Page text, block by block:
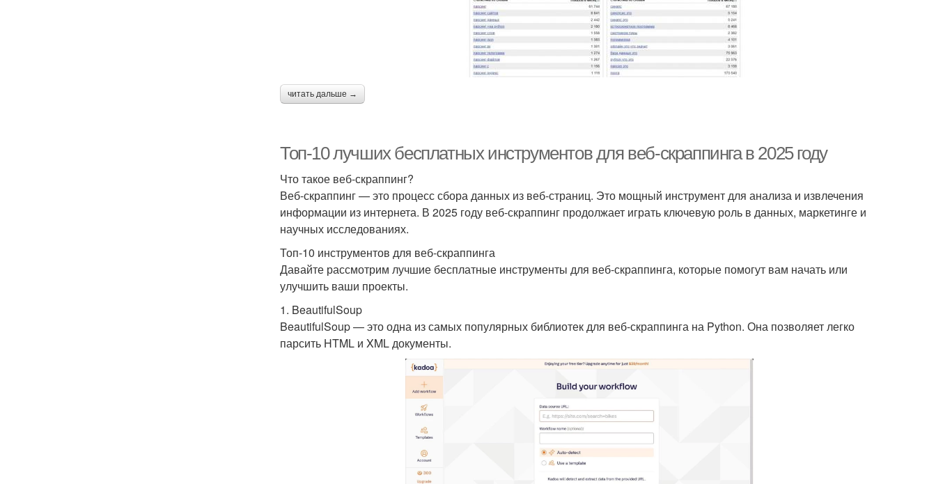
читать дальше →
Топ-10 лучших бесплатных инструментов для веб-скраппинга в 2025 году
Что такое веб-скраппинг?
Веб-скраппинг — это процесс сбора данных из веб-страниц. Это мощный инструмент для анализа и извлечения
информации из интернета. В 2025 году веб-скраппинг продолжает играть ключевую роль в данных, маркетинге и
научных исследованиях.
Топ-10 инструментов для веб-скраппинга
Давайте рассмотрим лучшие бесплатные инструменты для веб-скраппинга, которые помогут вам начать или
улучшить ваши проекты.
1. BeautifulSoup
BeautifulSoup — это одна из самых популярных библиотек для веб-скраппинга на Python. Она позволяет легко
парсить HTML и XML документы.